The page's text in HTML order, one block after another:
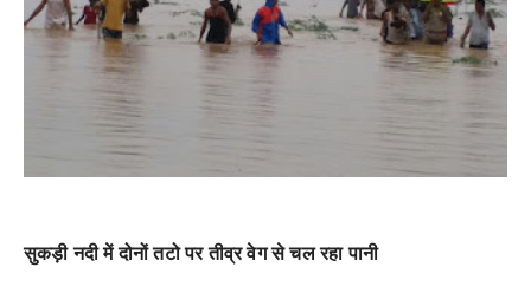
सुकड़ी नदी में दोनों तटो पर तीव्र वेग से चल रहा पानी